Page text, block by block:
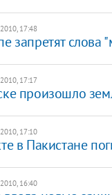
17:48
запретят слова
17:17
произошло
17:10
в Пакистане
16:40